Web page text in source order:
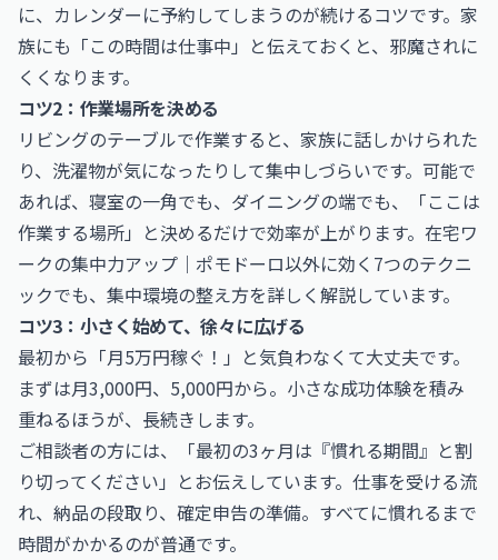
に、カレンダーに予約してしまうのが続けるコツです。家
族にも「この時間は仕事中」と伝えておくと、邪魔されに
くくなります。
コツ2：作業場所を決める
リビングのテーブルで作業すると、家族に話しかけられた
り、洗濯物が気になったりして集中しづらいです。可能で
あれば、寝室の一角でも、ダイニングの端でも、「ここは
作業する場所」と決めるだけで効率が上がります。 在宅ワ
ークの集中力アップ｜ポモドーロ以外に効く7つのテクニ
ックでも、集中環境の整え方を詳しく解説しています。
コツ3：小さく始めて、徐々に広げる
最初から「月5万円稼ぐ！」と気負わなくて大丈夫です。
まずは月3,000円、5,000円から。小さな成功体験を積み
重ねるほうが、長続きします。
ご相談者の方には、「最初の3ヶ月は『慣れる期間』と割
り切ってください」とお伝えしています。仕事を受ける流
れ、納品の段取り、確定申告の準備。すべてに慣れるまで
時間がかかるのが普通です。